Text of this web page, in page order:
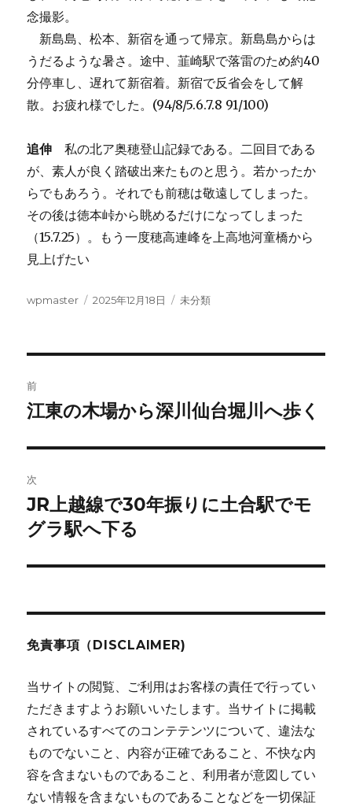
念撮影。
新島島、松本、新宿を通って帰京。新島島からは
うだるような暑さ。途中、韮崎駅で落雷のため約40
分停車し、遅れて新宿着。新宿で反省会をして解
散。お疲れ様でした。(94/8/5.6.7.8 91/100)
追伸私の北ア奥穂登山記録である。二回目である
が、素人が良く踏破出来たものと思う。若かったか
らでもあろう。それでも前穂は敬遠してしまった。
その後は徳本峠から眺めるだけになってしまった
（15.7.25）。もう一度穂高連峰を上高地河童橋から
見上げたい
投
wpmaster
投
2025年12月18日
カ
未分類
稿
ビ
ゲ
ー
シ
ン
前
前
投
稿:
江東の木場から深川仙台堀川へ歩く
次
次
の
稿:
JR上越線で30年振りに土合駅でモ
グラ駅へ下る
免責事項（DISCLAIMER)
当サイトの閲覧、ご利用はお客様の責任で行ってい
ただきますようお願いいたします。当サイトに掲載
されているすべてのコンテテンツについて、違法な
ものでないこと、内容が正確であること、不快な内
容を含まないものであること、利用者が意図してい
ない情報を含まないものであることなどを一切保証